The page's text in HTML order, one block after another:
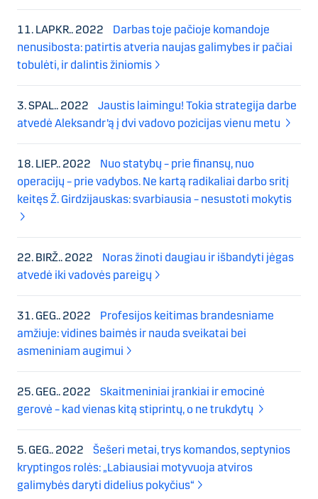
11. LAPKR.. 2022
Darbas toje pačioje komandoje
nenusibosta: patirtis atveria naujas galimybes ir pačiai
tobulėti, ir dalintis žiniomis
3. SPAL.. 2022
Jaustis laimingu! Tokia strategija darbe
atvedė Aleksandr’ą į dvi vadovo pozicijas vienu metu
18. LIEP.. 2022
Nuo statybų – prie finansų, nuo
operacijų – prie vadybos. Ne kartą radikaliai darbo sritį
keitęs Ž. Girdzijauskas: svarbiausia – nesustoti mokytis
22. BIRŽ.. 2022
Noras žinoti daugiau ir išbandyti jėgas
atvedė iki vadovės pareigų
31. GEG.. 2022
Profesijos keitimas brandesniame
amžiuje: vidines baimės ir nauda sveikatai bei
asmeniniam augimui
25. GEG.. 2022
Skaitmeniniai įrankiai ir emocinė
gerovė – kad vienas kitą stiprintų, o ne trukdytų
5. GEG.. 2022
Šešeri metai, trys komandos, septynios
kryptingos rolės: „Labiausiai motyvuoja atviros
galimybės daryti didelius pokyčius“